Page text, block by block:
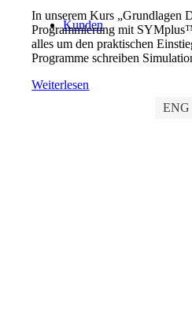
Kunden
ENG
In unserem Kurs „Grundlagen
Programmierung mit
alles um den praktischen
Programme schreiben
Weiterlesen